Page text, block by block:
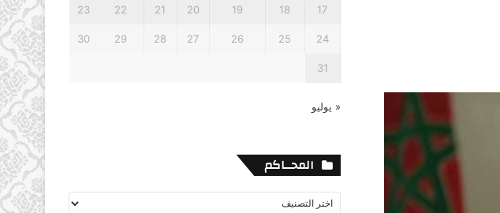
17
18
19
20
21
22
23
24
25
26
27
28
29
30
31
« يوليو
المحــاكم
المحــاكم